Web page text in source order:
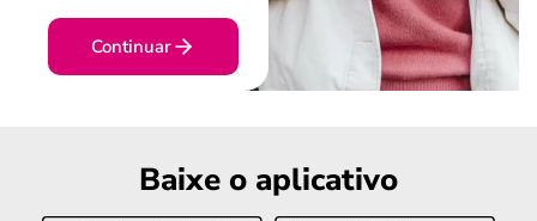
Continuar
Baixe o aplicativo